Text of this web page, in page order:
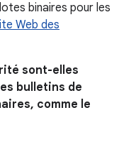
binaires pour les
Web des
sont-elles
bulletins de
comme le